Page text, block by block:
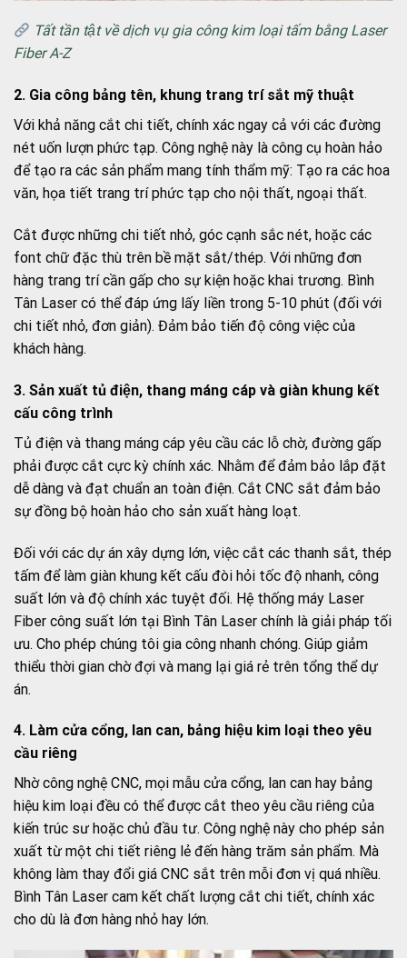
Tất tần tật về dịch vụ gia công kim loại tấm bằng Laser
Fiber A-Z
2. Gia công bảng tên, khung trang trí sắt mỹ thuật
Với khả năng cắt chi tiết, chính xác ngay cả với các đường
nét uốn lượn phức tạp. Công nghệ này là công cụ hoàn hảo
để tạo ra các sản phẩm mang tính thẩm mỹ: Tạo ra các hoa
văn, họa tiết trang trí phức tạp cho nội thất, ngoại thất.
Cắt được những chi tiết nhỏ, góc cạnh sắc nét, hoặc các
font chữ đặc thù trên bề mặt sắt/thép. Với những đơn
hàng trang trí cần gấp cho sự kiện hoặc khai trương. Bình
Tân Laser có thể đáp ứng lấy liền trong 5-10 phút (đối với
chi tiết nhỏ, đơn giản). Đảm bảo tiến độ công việc của
khách hàng.
3. Sản xuất tủ điện, thang máng cáp và giàn khung kết
cấu công trình
Tủ điện và thang máng cáp yêu cầu các lỗ chờ, đường gấp
phải được cắt cực kỳ chính xác. Nhằm để đảm bảo lắp đặt
dễ dàng và đạt chuẩn an toàn điện. Cắt CNC sắt đảm bảo
sự đồng bộ hoàn hảo cho sản xuất hàng loạt.
Đối với các dự án xây dựng lớn, việc cắt các thanh sắt, thép
tấm để làm giàn khung kết cấu đòi hỏi tốc độ nhanh, công
suất lớn và độ chính xác tuyệt đối. Hệ thống máy Laser
Fiber công suất lớn tại Bình Tân Laser chính là giải pháp tối
ưu. Cho phép chúng tôi gia công nhanh chóng. Giúp giảm
thiểu thời gian chờ đợi và mang lại giá rẻ trên tổng thể dự
án.
4. Làm cửa cổng, lan can, bảng hiệu kim loại theo yêu
cầu riêng
Nhờ công nghệ CNC, mọi mẫu cửa cổng, lan can hay bảng
hiệu kim loại đều có thể được cắt theo yêu cầu riêng của
kiến trúc sư hoặc chủ đầu tư. Công nghệ này cho phép sản
xuất từ một chi tiết riêng lẻ đến hàng trăm sản phẩm. Mà
không làm thay đổi giá CNC sắt trên mỗi đơn vị quá nhiều.
Bình Tân Laser cam kết chất lượng cắt chi tiết, chính xác
cho dù là đơn hàng nhỏ hay lớn.